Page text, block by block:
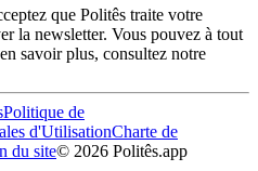
que Politês traite votre
la newsletter. Vous pouvez à tout
savoir plus, consultez notre
Politique de
d'UtilisationCharte de
du site© 2026 Politês.app